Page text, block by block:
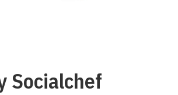
Socialchef